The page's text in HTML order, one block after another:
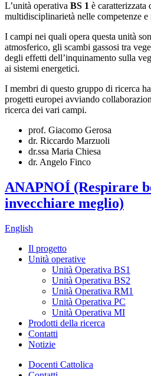
L’unità operativa BS 1 è caratterizzata
multidisciplinarietà nelle competenze
I campi nei quali opera questa unità
atmosferico, gli scambi gassosi tra
degli effetti dell’inquinamento sulla
ai sistemi energetici.
I membri di questo gruppo di ricerca
progetti europei avviando
ricerca dei vari campi.
prof. Giacomo Gerosa
dr. Riccardo Marzuoli
dr.ssa Maria Chiesa
dr. Angelo Finco
ANAPNOÍ (Respirare
invecchiare meglio)
English
Il progetto
Unità operative
Unità Operativa BS1
Unità Operativa BS2
Unità Operativa RM1
Unità Operativa PC
Unità Operativa MI
Prodotti della ricerca
Contatti
Notizie
Docenti Cattolica